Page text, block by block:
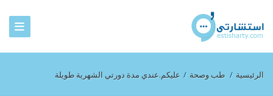
الرئيسية / طب وصحة / عليكم.عندي مدة دورتي الشهرية طويلة